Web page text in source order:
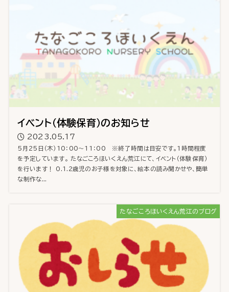
イベント（体験保育）のお知らせ
2023.05.17
５月25日（木）10：00～11：00 ※終了時間は目安です。1時間程度
を予定しています。 たなごころほいくえん荒江にて、イベント（体験保育）
を行います！ 0.1.2歳児のお子様を対象に、絵本の読み聞かせや、簡単
な制作な...
たなごころほいくえん荒江のブログ